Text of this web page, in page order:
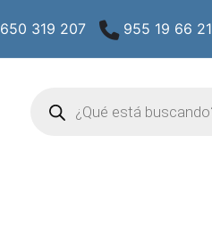
650 319 207 955 19 66 21
productos